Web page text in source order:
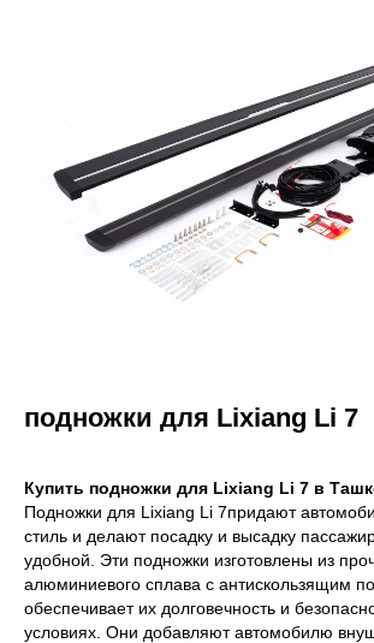
подножки для Lixiang Li 7
Купить подножки для Lixiang Li 7 в
Подножки для Lixiang Li 7придают
стиль и делают посадку и высадку
удобной. Эти подножки изготовлены из
алюминиевого сплава с антискользящим
обеспечивает их долговечность и
условиях. Они добавляют автомобилю